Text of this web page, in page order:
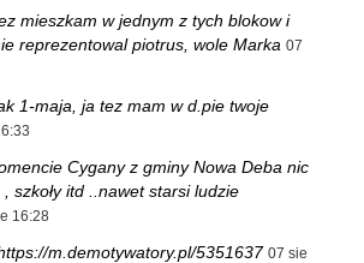
mieszkam w jednym z tych blokow i
reprezentowal piotrus, wole Marka 07
1-maja, ja tez mam w d.pie twoje
Cygany z gminy Nowa Deba nic
szkoły itd ..nawet starsi ludzie
16:28
m.demotywatory.pl/5351637 07 sie